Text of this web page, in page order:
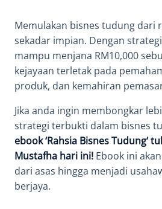
Memulakan bisnes tudung dari
sekadar impian. Dengan
mampu menjana RM10,000
kejayaan terletak pada
produk, dan kemahiran
Jika anda ingin membongkar
strategi terbukti dalam bisnes
ebook ‘Rahsia Bisnes Tudung‘
Mustafha hari ini! Ebook ini
dari asas hingga menjadi
berjaya.